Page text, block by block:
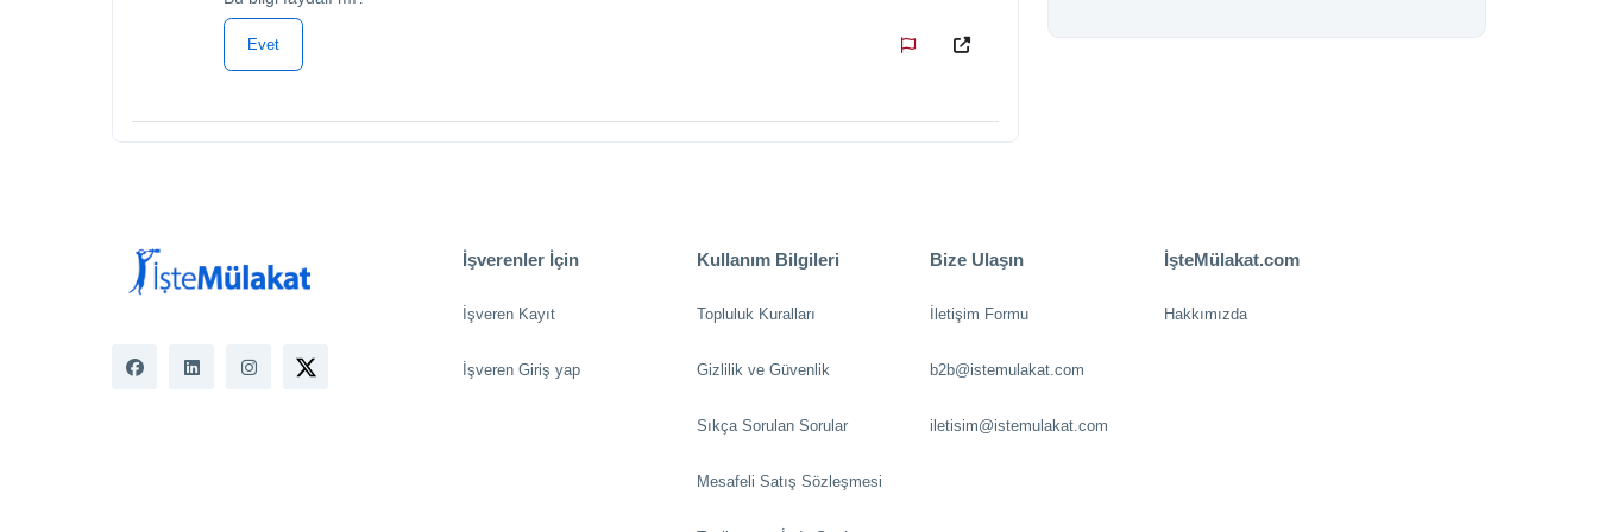
Evet
İşverenler İçin
İşveren Kayıt
İşveren Giriş yap
Kullanım Bilgileri
Topluluk Kuralları
Gizlilik ve Güvenlik
Sıkça Sorulan Sorular
Mesafeli Satış Sözleşmesi
Bize Ulaşın
İletişim Formu
b2b@istemulakat.com
iletisim@istemulakat.com
İşteMülakat.com
Hakkımızda